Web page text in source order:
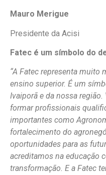
Mauro Merigue
Presidente da Acisi
Fatec é um símbolo do
“A Fatec representa
ensino superior. É um
Ivaiporã e da nossa
formar profissionais
importantes como
fortalecimento do
oportunidades para as
acreditamos na educação
transformação. E a Fatec